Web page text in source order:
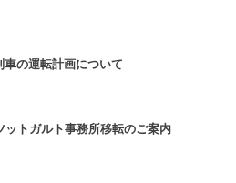
の運転計画について
ットガルト事務所移転のご案内